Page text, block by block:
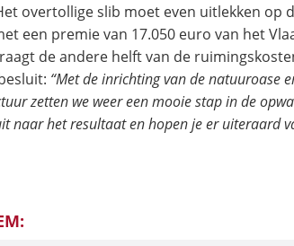
overtollige slib moet even uitlekken op
een premie van 17.050 euro van het
de andere helft van de
“Met de inrichting van de natuuroase
zetten we weer een mooie stap in de
naar het resultaat en hopen je er uiteraard